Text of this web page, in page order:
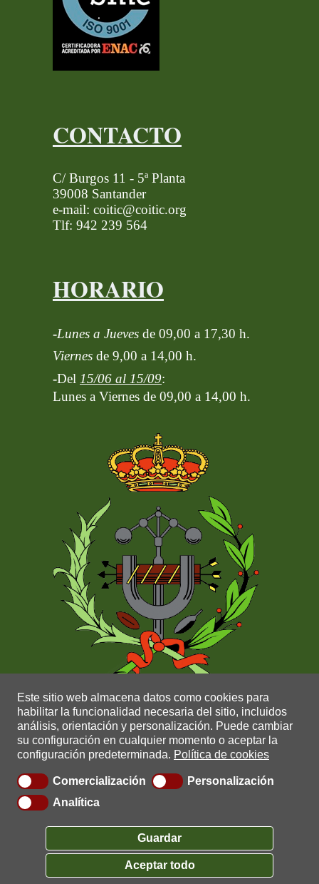
Este sitio web almacena datos como cookies para
habilitar la funcionalidad necesaria del sitio, incluidos
análisis, orientación y personalización. Puede cambiar
su configuración en cualquier momento o aceptar la
configuración predeterminada. Política de cookies
Comercialización
Personalización
Analítica
Guardar
Aceptar todo
CONTACTO
C/ Burgos 11 - 5ª Planta
39008 Santander
e-mail: coitic@coitic.org
Tlf: 942 239 564
HORARIO
-Lunes a Jueves de 09,00 a 17,30 h.
Viernes de 9,00 a 14,00 h.
-Del 15/06 al 15/09:
Lunes a Viernes de 09,00 a 14,00 h.
Política de privacidad
cookies|Aviso Legal
0.0.0.61